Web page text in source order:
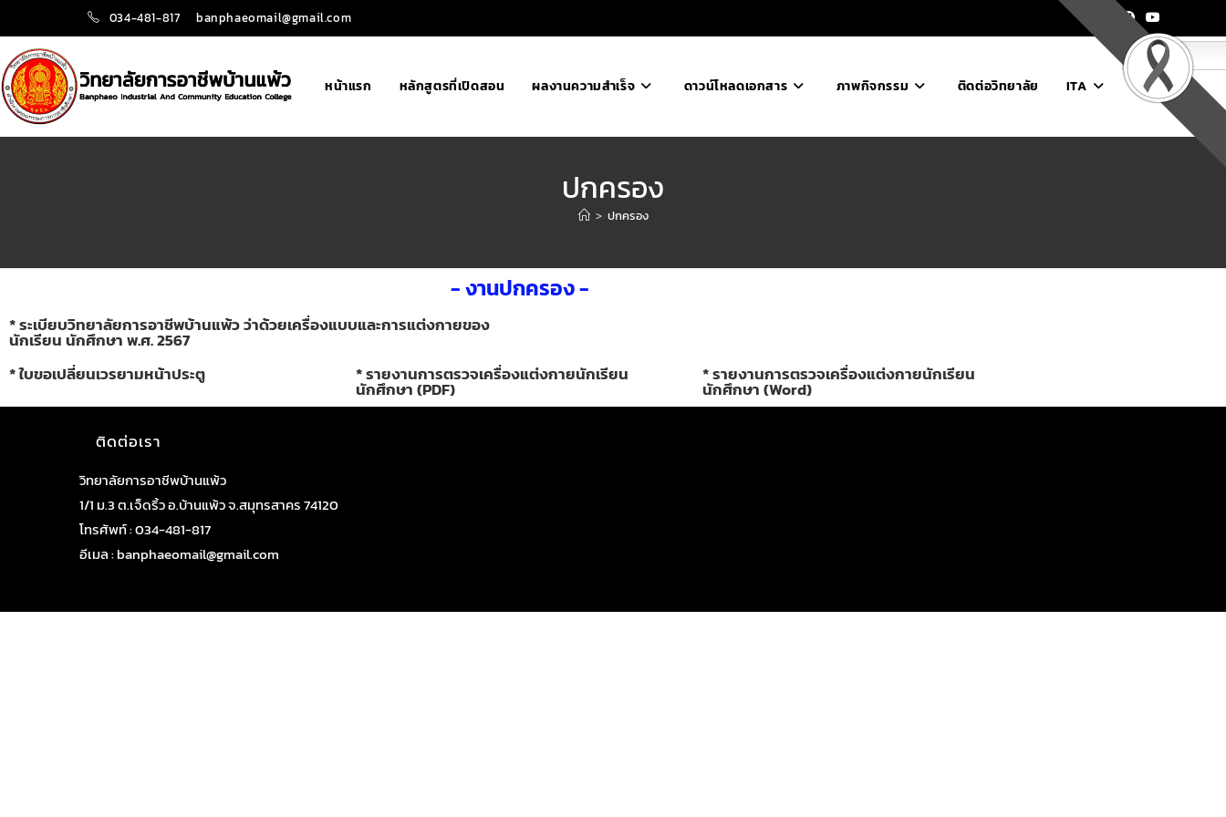
034-481-817 banphaeomail@gmail.com
หน้าแรก หลักสูตรที่เปิดสอน ผลงานความสำเร็จ ดาวน์โหลดเอกสาร ภาพกิจกรรม ติดต่อวิทยาลัย ITA
ไทย
ปกครอง
> ปกครอง
- งานปกครอง -
* ระเบียบวิทยาลัยการอาชีพบ้านแพ้ว ว่าด้วยเครื่องแบบและการแต่งกายของ
นักเรียน นักศึกษา พ.ศ. 2567
* ใบขอเปลี่ยนเวรยามหน้าประตู
* รายงานการตรวจเครื่องแต่งกายนักเรียน
นักศึกษา (PDF)
* รายงานการตรวจเครื่องแต่งกายนักเรียน
นักศึกษา (Word)
ติดต่อเรา
วิทยาลัยการอาชีพบ้านแพ้ว
1/1 ม.3 ต.เจ็ดริ้ว อ.บ้านแพ้ว จ.สมุทรสาคร 74120
โทรศัพท์ : 034-481-817
อีเมล : banphaeomail@gmail.com